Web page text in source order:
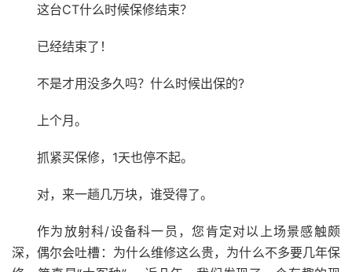
这台CT什么时候保修结束？
已经结束了！
不是才用没多久吗？什么时候出保的?
上个月。
抓紧买保修，1天也停不起。
对，来一趟几万块，谁受得了。
作为放射科/设备科一员，您肯定对以上场景感触颇
深，偶尔会吐槽：为什么维修这么贵，为什么不多要几年保